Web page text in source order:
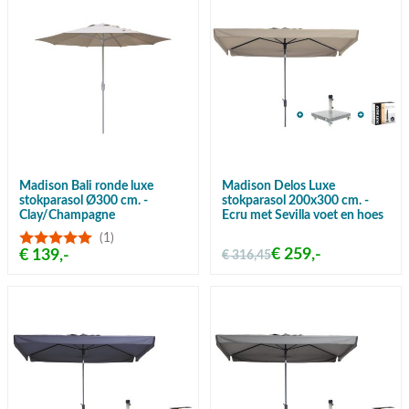
Madison Bali ronde luxe
stokparasol Ø300 cm. -
Clay/Champagne
(1)
€ 139,-
Madison Delos Luxe
stokparasol 200x300 cm. -
Ecru met Sevilla voet en hoes
€ 316,45€ 259,-